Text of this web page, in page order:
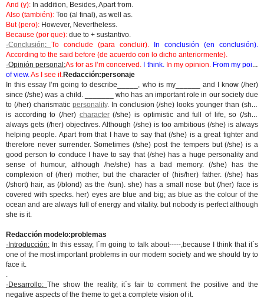
And (y): In addition, Besides, Apart from.
Also (también): Too (al final), as well as.
But (pero): However, Nevertheless.
Because (por que): due to + sustantivo.
·Conclusión: To conclude (para concluir).
In conclusión (en conclusión).
According to the said before (de acuerdo con lo dicho anteriormente).
·Opinión personal:As for as I’m concerved. I think. In my opinion. From my point
of view.As I see it.Redacción:personaje
In this essay I’m going to describe_____, who is my______ and I know (/her)
since (/she) was a child. _______ who has an important role in our society due
to (/her) charismatic personality. In conclusion (/she) looks younger than (she)
is according to (/her) character(/she) is optimistic and full of life, so (/she)
always gets (/her) objectives. Although (/she) is too ambitious (/she) is always
helping people. Apart from that I have to say that (/she) is a great fighter and
therefore never surrender. Sometimes (/she) post the tempers but (/she) is a
good person to conduce I have to say that (/she) has a huge personality and
sense of humour, although /he/she) has a bad memory. (/she) has the
complexion of (/her) mother, but the character of (his/her) father. (/she) has
(/short) hair, as (/blond) as the /sun). she) has a small nose but (/her) face is
covered with specks. her) eyes are blue and big; as blue as the colour of the
ocean and are always full of energy and vitality. but nobody is perfect although
she is it.
Redacción modelo:problemas
·Introducción: In this essay, I´m going to talk about-----,because I think that it´s
one of the most important problems in our modern society and we should try to
face it.
.
·Desarrollo: The show the reality, it´s fair to comment the positive and the
negative aspects of the theme to get a complete vision of it.